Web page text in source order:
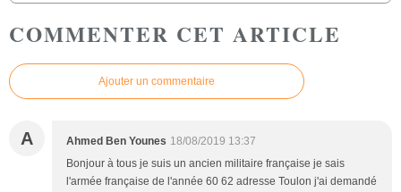
COMMENTER CET ARTICLE
Ajouter un commentaire
A Ahmed Ben Younes 18/08/2019 13:37
Bonjour à tous je suis un ancien militaire française je sais
l'armée française de l'année 60 62 adresse Toulon j'ai demandé